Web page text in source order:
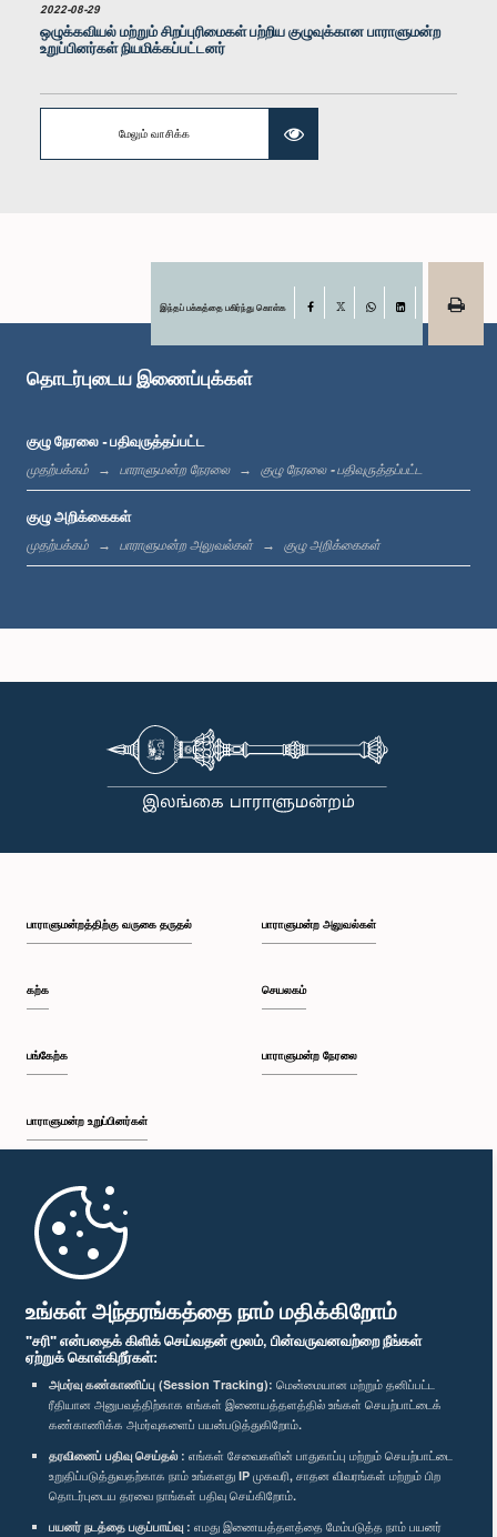
உங்கள் அந்தரங்கத்தை நாம் மதிக்கிறோம்
"சரி" என்பதைக் கிளிக் செய்வதன் மூலம், பின்வருவனவற்றை நீங்கள்
ஏற்றுக் கொள்கிறீர்கள்:
அமர்வு கண்காணிப்பு (Session Tracking): மென்மையான மற்றும் தனிப்பட்ட
ரீதியான அனுபவத்திற்காக எங்கள் இணையத்தளத்தில் உங்கள் செயற்பாட்டைக்
கண்காணிக்க அமர்வுகளைப் பயன்படுத்துகிறோம்.
தரவினைப் பதிவு செய்தல் : எங்கள் சேவைகளின் பாதுகாப்பு மற்றும் செயற்பாட்டை
உறுதிப்படுத்துவதற்காக நாம் உங்களது IP முகவரி, சாதன விவரங்கள் மற்றும் பிற
தொடர்புடைய தரவை நாங்கள் பதிவு செய்கிறோம்.
பயனர் நடத்தை பகுப்பாய்வு : எமது இணையத்தளத்தை மேம்படுத்த நாம் பயனர்
உறுப்பினர்
உறுப்பினர்
கௌரவ ஜீ.ஜீ. பொன்னம்பலம், பா.உ.
உறுப்பினர்
2022-08-29
ஒழுக்கவியல் மற்றும் சிறப்புரிமைகள் பற்றிய குழுவுக்கான பாராளுமன்ற
உறுப்பினர்கள் நியமிக்கப்பட்டனர்
மேலும் வாசிக்க
இந்தப் பக்கத்தை பகிர்ந்து கொள்க Facebook
LinkedIn
தொடர்புடைய இணைப்புக்கள்
குழு நேரலை - பதிவுருத்தப்பட்ட
முதற்பக்கம் பாராளுமன்ற நேரலை குழு நேரலை - பதிவுருத்தப்பட்ட
குழு அறிக்கைகள்
முதற்பக்கம் பாராளுமன்ற அலுவல்கள் குழு அறிக்கைகள்
பாராளுமன்றத்திற்கு வருகை தருதல்
கற்க
பங்கேற்க
பாராளுமன்ற உறுப்பினர்கள்
முதற்பக்கம்
பாராளுமன்ற அலுவல்கள்
செயலகம்
பாராளுமன்ற நேரலை
பாராளுமன்ற கையடக்க செயலி
எம்மை பின்தொடர்க :
விருதுகள்